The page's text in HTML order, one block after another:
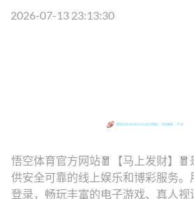
2026-07-13 23:13:30
悟空体育官方网站🧧【马上发财】
供安全可靠的线上娱乐和博彩服务。
登录，畅玩丰富的电子游戏、真人